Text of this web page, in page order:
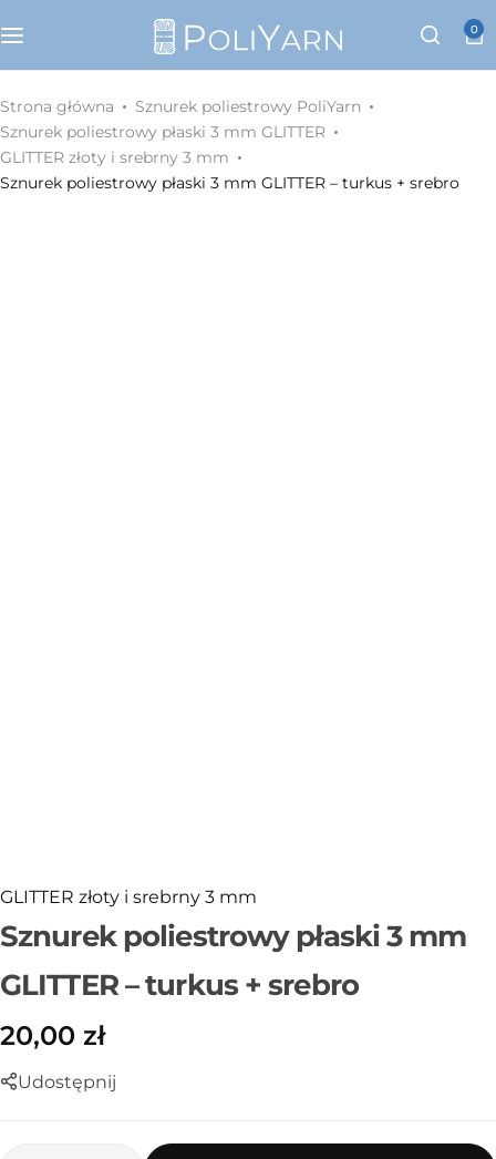
0
Strona główna
Sznurek poliestrowy PoliYarn
Sznurek poliestrowy płaski 3 mm GLITTER
GLITTER złoty i srebrny 3 mm
Sznurek poliestrowy płaski 3 mm GLITTER – turkus + srebro
GLITTER złoty i srebrny 3 mm
Sznurek poliestrowy płaski 3 mm
GLITTER – turkus + srebro
20,00 zł
Udostępnij
Zestawy z YouTube